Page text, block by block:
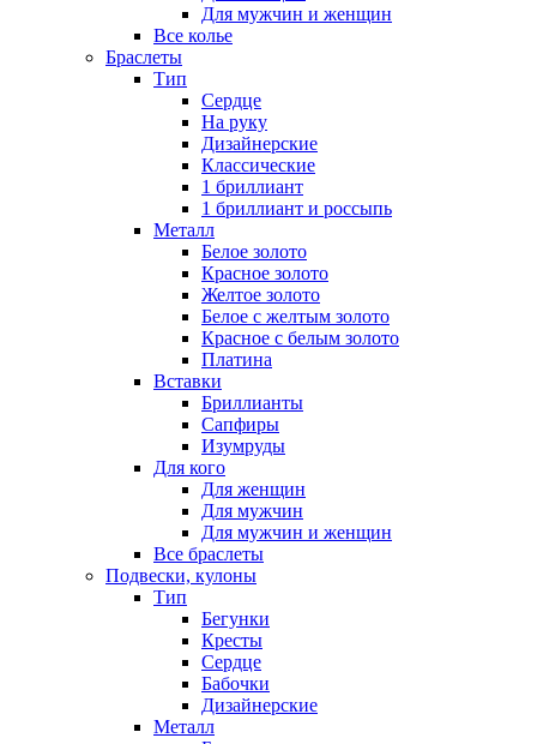
Для мужчин и женщин
Все колье
Браслеты
Тип
Сердце
На руку
Дизайнерские
Классические
1 бриллиант
1 бриллиант и россыпь
Металл
Белое золото
Красное золото
Желтое золото
Белое с желтым золото
Красное с белым золото
Платина
Вставки
Бриллианты
Сапфиры
Изумруды
Для кого
Для женщин
Для мужчин
Для мужчин и женщин
Все браслеты
Подвески, кулоны
Тип
Бегунки
Кресты
Сердце
Бабочки
Дизайнерские
Металл